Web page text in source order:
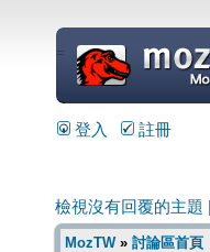
=
登入 註冊
檢視沒有回覆的主題
MozTW» 討論區首頁